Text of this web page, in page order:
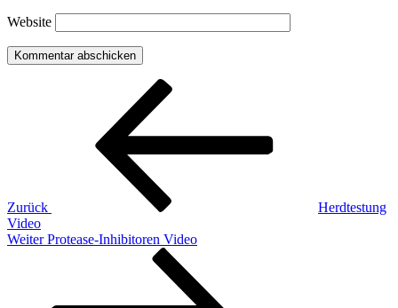
Website
Beitragsnavigation
Zurück
Herdtestung
Video
Nächster
Weiter Protease-Inhibitoren Video